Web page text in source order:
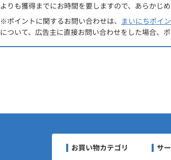
よりも獲得までにお時間を要しますので、あらかじめ
※ポイントに関するお問い合わせは、
まいにちポイ
について、広告主に直接お問い合わせをした場合、
まいにちポイントくらぶナビゲ
お買い物カテゴリ
サ